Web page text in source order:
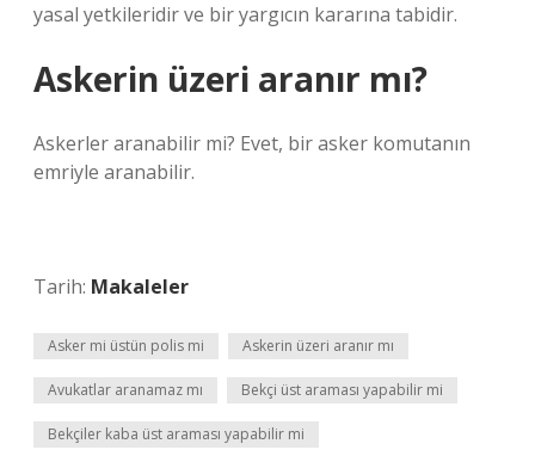
yasal yetkileridir ve bir yargıcın kararına tabidir.
Askerin üzeri aranır mı?
Askerler aranabilir mi? Evet, bir asker komutanın
emriyle aranabilir.
Tarih: Makaleler
Asker mi üstün polis mi Askerin üzeri aranır mı
Avukatlar aranamaz mı Bekçi üst araması yapabilir mi
Bekçiler kaba üst araması yapabilir mi